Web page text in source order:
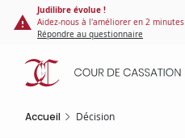
Panneau de gestion des cookies
contenu
principal
Judilibre évolue !
Aidez-nous à l'améliorer en 2 minutes
Répondre au questionnaire
Accueil Décision